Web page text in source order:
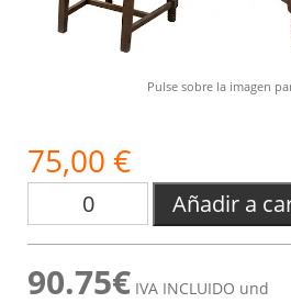
Pulse sobre la imagen
75,00 €
Añadir a
90.75€ IVA INCLUIDO und